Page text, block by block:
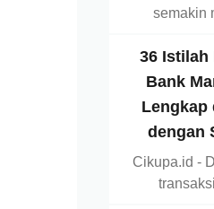
semakin
36 Istilah
Bank
Lengkap
dengan
Cikupa.id -